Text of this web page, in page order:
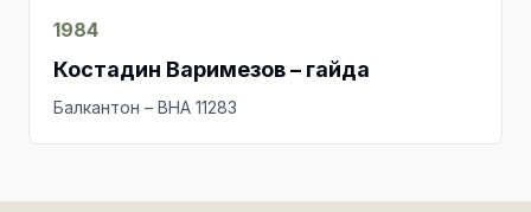
1984
Костадин Варимезов – гайда
Балкантон – ВНА 11283